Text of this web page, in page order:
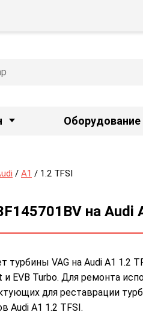
Оборудование
/ A1 / 1.2 TFSI
на Audi
VAG на Audi A1 1.2
EVB Turbo. Для ремонта
для реставрации
Audi A1 1.2 TFSI.